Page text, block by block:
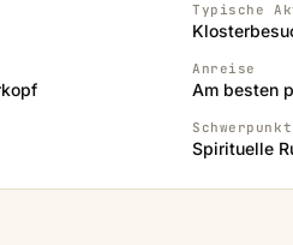
Typische
Anreise
Am besten
Schwerpunkt
Spirituelle